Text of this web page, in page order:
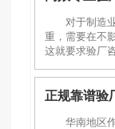
对于制造
重，需要在不
这就要求验厂
正规靠谱验
华南地区